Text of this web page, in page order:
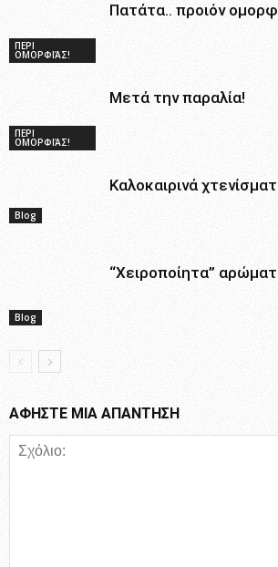
ΠΕΡΙ
ΟΜΟΡΦΙΆΣ!
Πατάτα.. προιόν
ΠΕΡΙ
ΟΜΟΡΦΙΆΣ!
Μετά την παραλία!
Blog
Καλοκαιρινά
Blog
“Χειροποίητα”
ΑΦΗΣΤΕ ΜΙΑ ΑΠΑΝΤΗΣΗ